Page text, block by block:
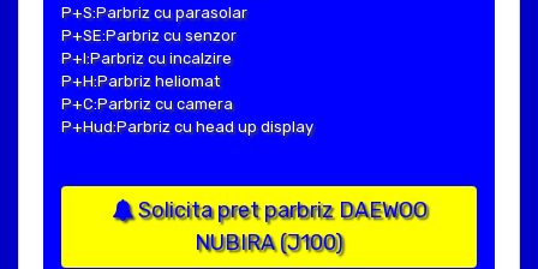
P+S:Parbriz cu parasolar
P+SE:Parbriz cu senzor
P+I:Parbriz cu incalzire
P+H:Parbriz heliomat
P+C:Parbriz cu camera
P+Hud:Parbriz cu head up display
Solicita pret parbriz DAEWOO
NUBIRA (J100)